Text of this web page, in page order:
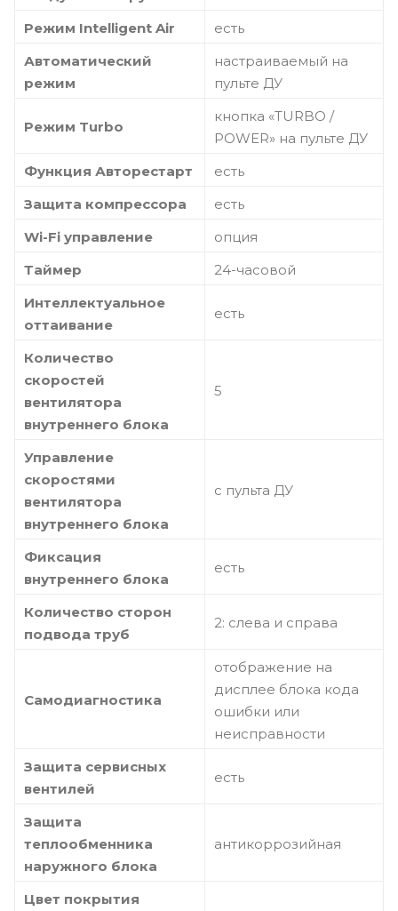
Режим Intelligent Air
есть
Автоматический
режим
настраиваемый на
пульте ДУ
Режим Turbo
кнопка «TURBO /
POWER» на пульте ДУ
Функция Авторестарт
есть
Защита компрессора
есть
Wi-Fi управление
опция
Таймер
24-часовой
Интеллектуальное
оттаивание
есть
Количество
скоростей
вентилятора
внутреннего блока
5
Управление
скоростями
вентилятора
внутреннего блока
с пульта ДУ
Фиксация
внутреннего блока
есть
Количество сторон
подвода труб
2: слева и справа
Самодиагностика
отображение на
дисплее блока кода
ошибки или
неисправности
Защита сервисных
вентилей
есть
Защита
теплообменника
наружного блока
антикоррозийная
Цвет покрытия